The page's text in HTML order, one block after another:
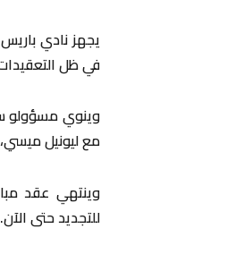
يجهز نادي
في ظل
وينوي مسؤولو
مع ليونيل
للتجديد حتى الآن.